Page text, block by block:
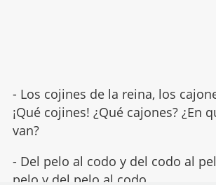
- Los cojines de la reina, los
¡Qué cojines! ¿Qué cajones? ¿En
van?
- Del pelo al codo y del codo al
pelo y del pelo al codo.